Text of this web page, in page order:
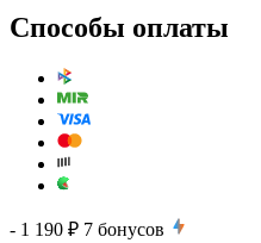
Способы оплаты
- 1 190 ₽ 7 бонусов